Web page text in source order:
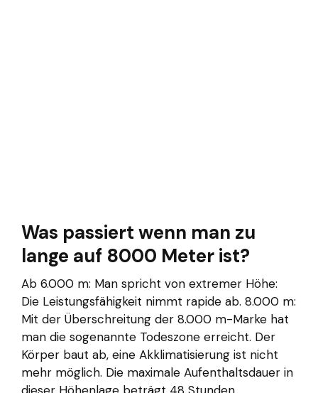
Was passiert wenn man zu
lange auf 8000 Meter ist?
Ab 6.000 m: Man spricht von extremer Höhe:
Die Leistungsfähigkeit nimmt rapide ab. 8.000 m:
Mit der Überschreitung der 8.000 m-Marke hat
man die sogenannte Todeszone erreicht. Der
Körper baut ab, eine Akklimatisierung ist nicht
mehr möglich. Die maximale Aufenthaltsdauer in